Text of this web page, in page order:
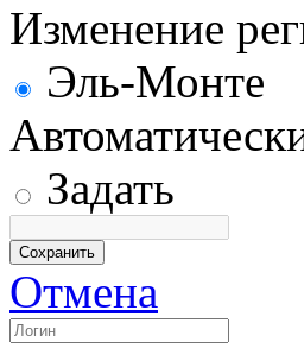
Изменение
Эль-Монте
Задать
Отмена